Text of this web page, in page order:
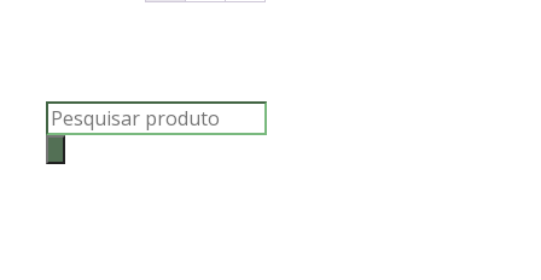
Products
search